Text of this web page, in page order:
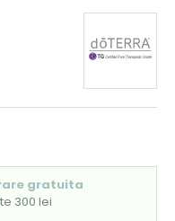
gratuita
300 lei